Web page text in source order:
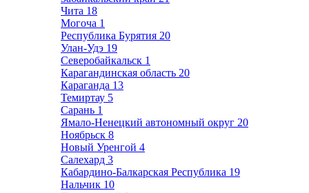
Чита 18
Могоча 1
Республика Бурятия 20
Улан-Удэ 19
Северобайкальск 1
Карагандинская область 20
Караганда 13
Темиртау 5
Сарань 1
Ямало-Ненецкий автономный округ 20
Ноябрьск 8
Новый Уренгой 4
Салехард 3
Кабардино-Балкарская Республика 19
Нальчик 10